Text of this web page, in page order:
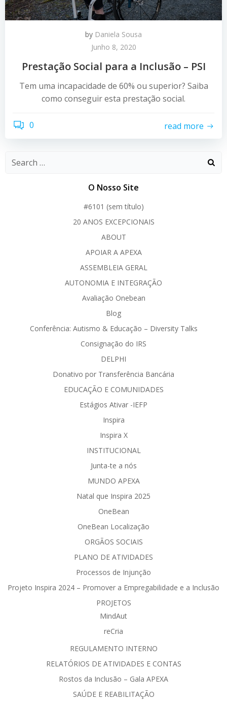
by Daniela Sousa
Junho 8, 2020
Prestação Social para a Inclusão – PSI
Tem uma incapacidade de 60% ou superior? Saiba
como conseguir esta prestação social.
0 read more
O Nosso Site
#6101 (sem título)
20 ANOS EXCEPCIONAIS
ABOUT
APOIAR A APEXA
ASSEMBLEIA GERAL
AUTONOMIA E INTEGRAÇÃO
Avaliação Onebean
Blog
Conferência: Autismo & Educação – Diversity Talks
Consignação do IRS
DELPHI
Donativo por Transferência Bancária
EDUCAÇÃO E COMUNIDADES
Estágios Ativar -IEFP
Inspira
Inspira X
INSTITUCIONAL
Junta-te a nós
MUNDO APEXA
Natal que Inspira 2025
OneBean
OneBean Localização
ORGÃOS SOCIAIS
PLANO DE ATIVIDADES
Processos de Injunção
Projeto Inspira 2024 – Promover a Empregabilidade e a Inclusão
PROJETOS
MindAut
reCria
REGULAMENTO INTERNO
RELATÓRIOS DE ATIVIDADES E CONTAS
Rostos da Inclusão – Gala APEXA
SAÚDE E REABILITAÇÃO